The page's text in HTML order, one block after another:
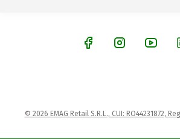
© 2026 EMAG Retail S.R.L., CUI: RO44231872,